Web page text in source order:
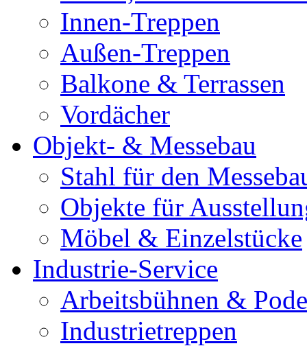
Innen-Treppen
Außen-Treppen
Balkone & Terrassen
Vordächer
Objekt- & Messebau
Stahl für den
Objekte für
Möbel & Einzelstücke
Industrie-Service
Arbeitsbühnen &
Industrietreppen